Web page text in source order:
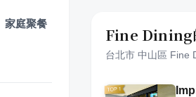
家庭聚餐
Fine Dining
台北市 中山區 Fine